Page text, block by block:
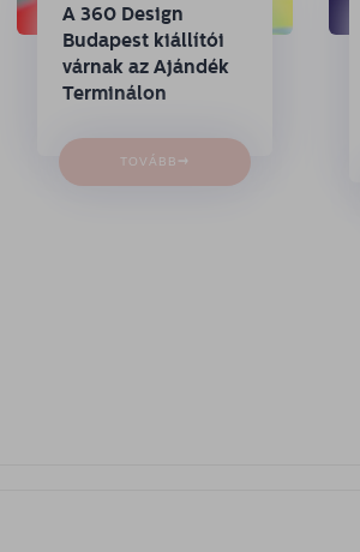
A 360 Design
Budapest kiállítói
várnak az Ajándék
Terminálon
TOVÁBB →